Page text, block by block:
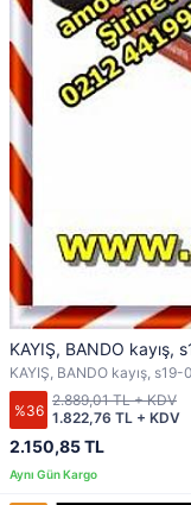
KAYIŞ, BANDO kayış,
KAYIŞ, BANDO kayış,
%36
2.150,85 TL
1.822,76 TL + KDV
2.889,01 TL + KDV